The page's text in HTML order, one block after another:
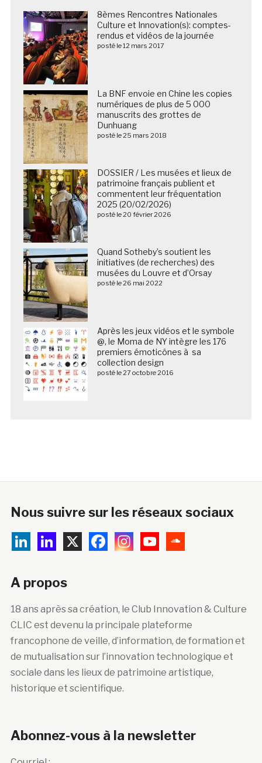
8èmes Rencontres Nationales
Culture et Innovation(s): comptes-
rendus et vidéos de la journée
posté le 12 mars 2017
La BNF envoie en Chine les copies
numériques de plus de 5 000
manuscrits des grottes de
Dunhuang
posté le 25 mars 2018
DOSSIER / Les musées et lieux de
patrimoine français publient et
commentent leur fréquentation
2025 (20/02/2026)
posté le 20 février 2026
Quand Sotheby’s soutient les
initiatives (de recherches) des
musées du Louvre et d’Orsay
posté le 26 mai 2022
Après les jeux vidéos et le symbole
@, le Moma de NY intègre les 176
premiers émoticônes à sa
collection design
posté le 27 octobre 2016
Nous suivre sur les réseaux sociaux
A propos
18 ans après sa création, le Club Innovation & Culture
CLIC est devenu la principale plateforme
francophone de veille, d’information, de formation et
de mutualisation sur l’innovation technologique et
sociale dans les lieux de patrimoine artistique,
historique et scientifique.
Abonnez-vous à la newsletter